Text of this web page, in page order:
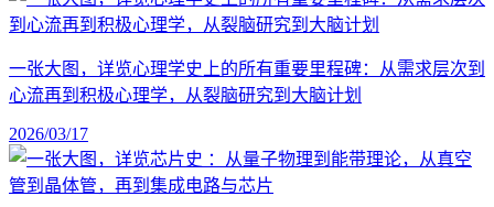
一张大图，详览心理学史上的所有重要里程碑：从需求层次到
心流再到积极心理学，从裂脑研究到大脑计划
2026/03/17